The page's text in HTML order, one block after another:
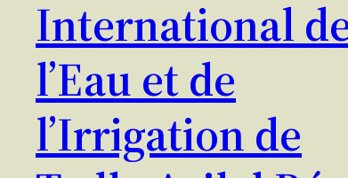
International
l’Eau et de
l’Irrigation de